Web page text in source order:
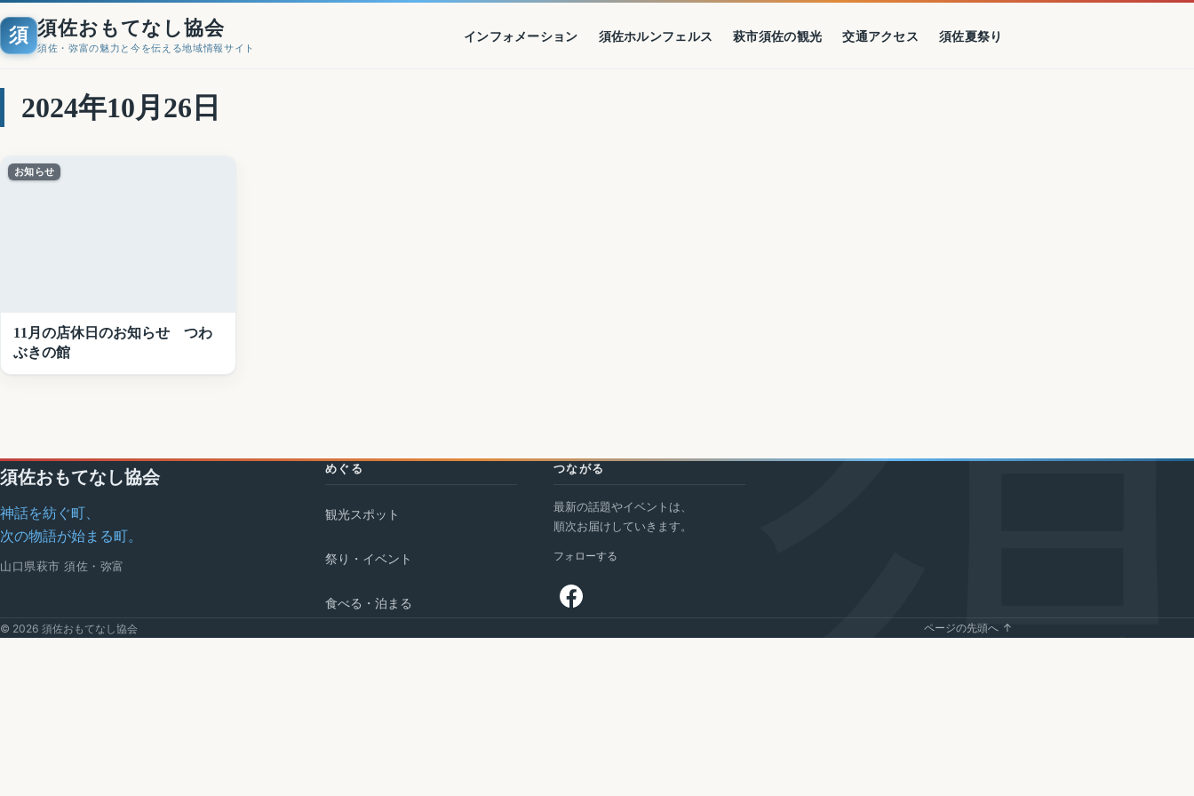
須 須佐おもてなし協会
須佐・弥富の魅力と今を伝える地域情報サイト
インフォメーション 須佐ホルンフェルス 萩市須佐の観光 交通アクセス 須佐夏祭り
2024年10月26日
お知らせ
11月の店休日のお知らせ つわ
ぶきの館
須佐おもてなし協会
神話を紡ぐ町、
次の物語が始まる町。
山口県萩市 須佐・弥富
めぐる
観光スポット
祭り・イベント
食べる・泊まる
つながる
最新の話題やイベントは、
順次お届けしていきます。
フォローする
© 2026 須佐おもてなし協会 ページの先頭へ ↑